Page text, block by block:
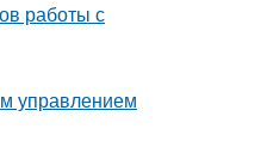
работы с
управлением